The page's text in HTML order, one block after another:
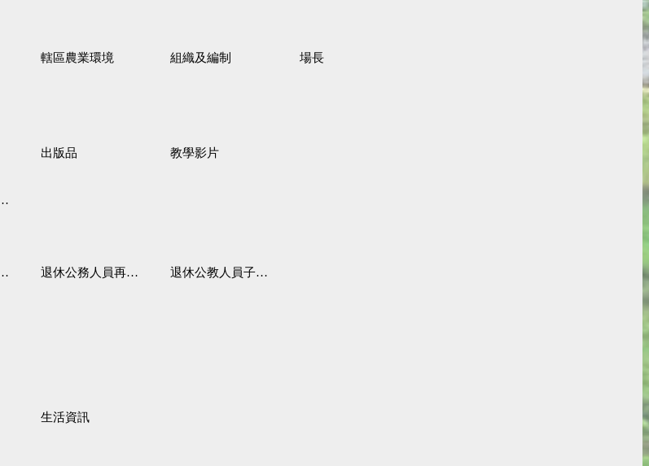
轄區農業環境 組織及編制 場長
出版品 教學影片
退休公務人員再任職務 退休公教人員子女教育補助規定
生活資訊